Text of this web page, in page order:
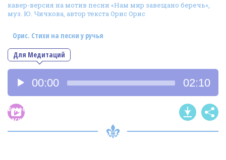
Фотогалерея
In English
Видео
Ииссиидиология
Номера песен
кавер-версия на мотив песни «Нам мир завещано беречь»,
муз. Ю. Чичкова, автор текста Орис Орис
Для Медитаций
Орис. Стихи на песни у ручья
Аудиоплеер
00:00 02:10
Видео
песни